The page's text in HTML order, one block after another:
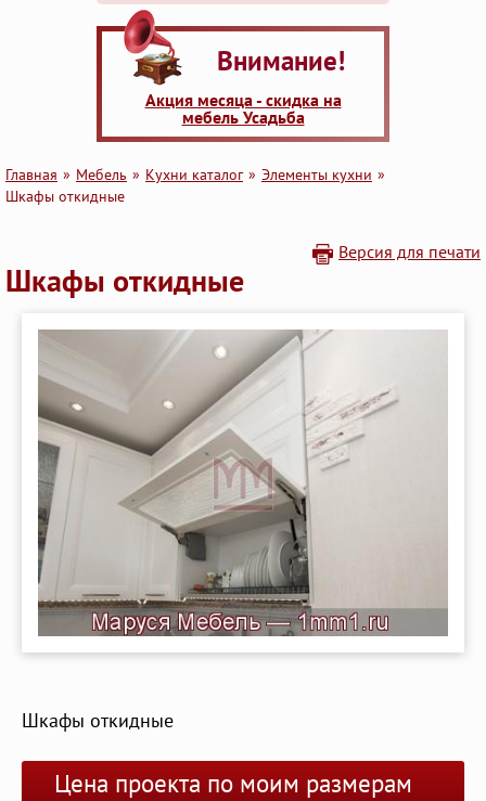
Внимание!
Акция месяца - скидка на
мебель Усадьба
Главная Мебель Кухни каталог
Элементы кухни
Шкафы откидные
Версия для печати
Шкафы откидные
Шкафы откидные
Цена проекта по моим размерам